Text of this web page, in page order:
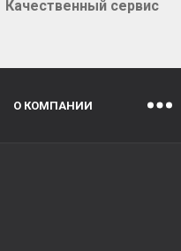
Качественный сервис
О КОМПАНИИ